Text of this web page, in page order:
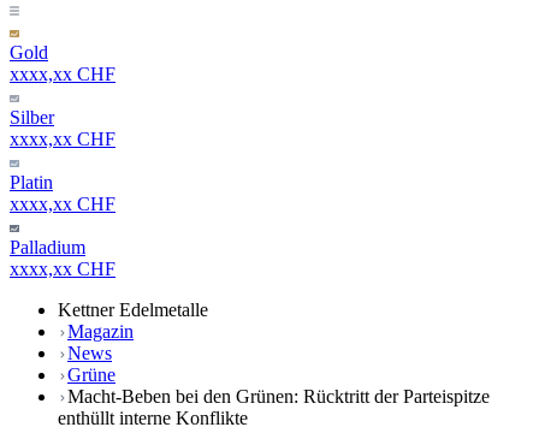
Gold
xxxx,xx CHF
Silber
xxxx,xx CHF
Platin
xxxx,xx CHF
Palladium
xxxx,xx CHF
Kettner Edelmetalle
Magazin
News
Grüne
Macht-Beben bei den Grünen: Rücktritt der Parteispitze
enthüllt interne Konflikte